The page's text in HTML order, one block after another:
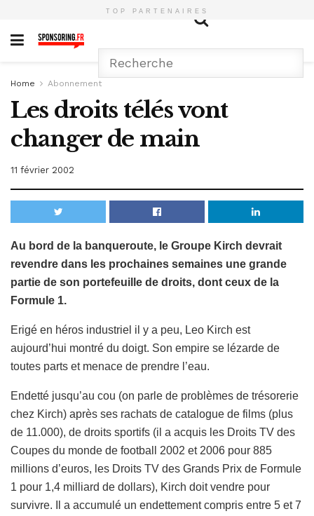
TOP PARTENAIRES
Home Abonnement
Les droits télés vont
changer de main
11 février 2002
Au bord de la banqueroute, le Groupe Kirch devrait
revendre dans les prochaines semaines une grande
partie de son portefeuille de droits, dont ceux de la
Formule 1.
Erigé en héros industriel il y a peu, Leo Kirch est
aujourd’hui montré du doigt. Son empire se lézarde de
toutes parts et menace de prendre l’eau.
Endetté jusqu’au cou (on parle de problèmes de trésorerie
chez Kirch) après ses rachats de catalogue de films (plus
de 11.000), de droits sportifs (il a acquis les Droits TV des
Coupes du monde de football 2002 et 2006 pour 885
millions d’euros, les Droits TV des Grands Prix de Formule
1 pour 1,4 milliard de dollars), Kirch doit vendre pour
survivre. Il a accumulé un endettement compris entre 5 et 7